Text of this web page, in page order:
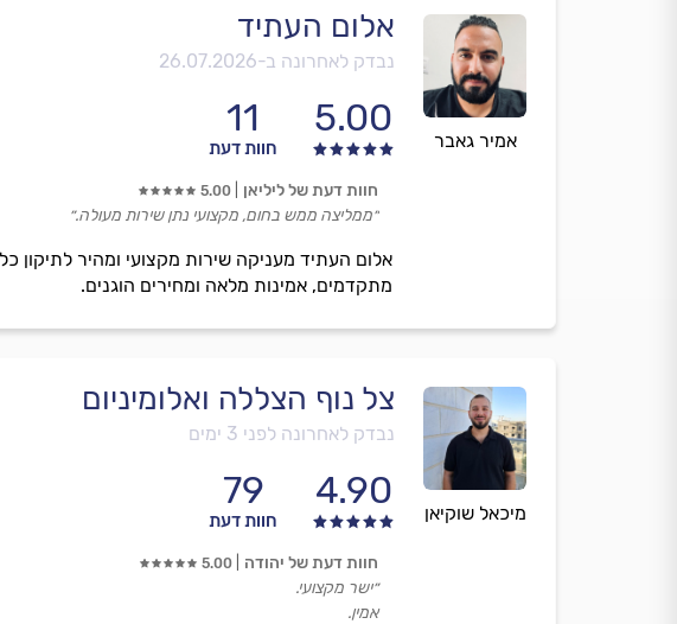
אמיר גאבר
אלום העתיד
נבדק לאחרונה ב-26.07.2026
5.00
11
חוות דעת
אלום העתיד מעניקה שירות מקצועי ומהיר לתיקון
מתקדמים, אמינות מלאה ומחירים הוגנים.
חוות דעת של ליליאן 5.00
״ממליצה ממש בחום, מקצועי נתן שירות מעולה.״
מיכאל שוקיאן
צל נוף הצללה ואלומיניום
נבדק לאחרונה לפני 3 ימים
4.90
79
חוות דעת
חוות דעת של יהודה 5.00
״ישר מקצועי.
אמין.